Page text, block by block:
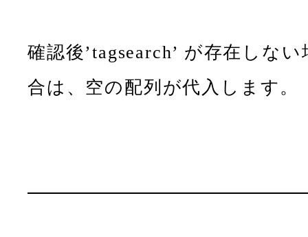
確認後’tagsearch’ が存在しない
合は、空の配列が代入します。